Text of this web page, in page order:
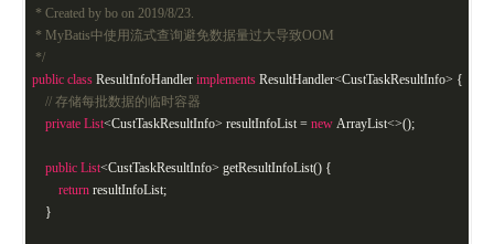
* Created by bo on 2019/8/23.
* MyBatis中使用流式查询避免数据量过大导致OOM
*/
public class ResultInfoHandler implements ResultHandler<CustTaskResultInfo> {
// 存储每批数据的临时容器
private List<CustTaskResultInfo> resultInfoList = newArrayList<>();
public List<CustTaskResultInfo> getResultInfoList() {
returnresultInfoList;
}